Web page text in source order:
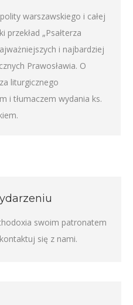
warszawskiego i całej
przekład „Psałterza
i najbardziej
Prawosławia. O
liturgicznego
i tłumaczem wydania ks.
swoim patronatem
się z nami.